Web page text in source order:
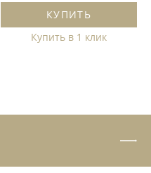
КУПИТЬ
Купить в 1 клик